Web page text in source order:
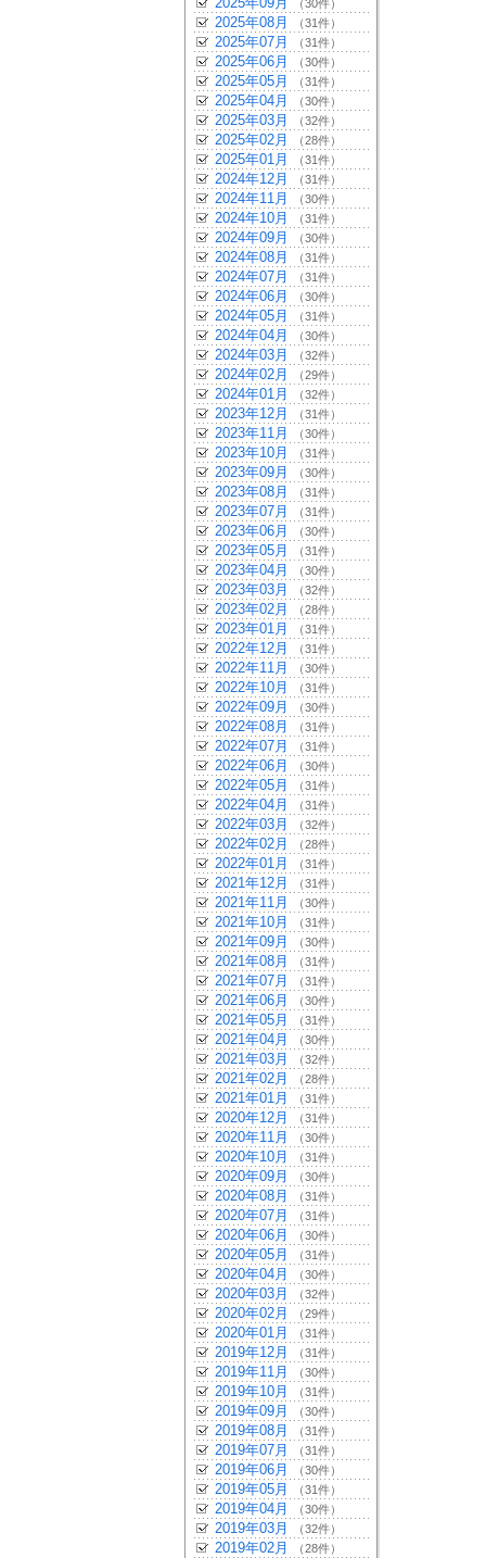
（30件）
2025年08月 （31件）
2025年07月 （31件）
2025年06月 （30件）
2025年05月 （31件）
2025年04月 （30件）
2025年03月 （32件）
2025年02月 （28件）
2025年01月 （31件）
2024年12月 （31件）
2024年11月 （30件）
2024年10月 （31件）
2024年09月 （30件）
2024年08月 （31件）
2024年07月 （31件）
2024年06月 （30件）
2024年05月 （31件）
2024年04月 （30件）
2024年03月 （32件）
2024年02月 （29件）
2024年01月 （32件）
2023年12月 （31件）
2023年11月 （30件）
2023年10月 （31件）
2023年09月 （30件）
2023年08月 （31件）
2023年07月 （31件）
2023年06月 （30件）
2023年05月 （31件）
2023年04月 （30件）
2023年03月 （32件）
2023年02月 （28件）
2023年01月 （31件）
2022年12月 （31件）
2022年11月 （30件）
2022年10月 （31件）
2022年09月 （30件）
2022年08月 （31件）
2022年07月 （31件）
2022年06月 （30件）
2022年05月 （31件）
2022年04月 （31件）
2022年03月 （32件）
2022年02月 （28件）
2022年01月 （31件）
2021年12月 （31件）
2021年11月 （30件）
2021年10月 （31件）
2021年09月 （30件）
2021年08月 （31件）
2021年07月 （31件）
2021年06月 （30件）
2021年05月 （31件）
2021年04月 （30件）
2021年03月 （32件）
2021年02月 （28件）
2021年01月 （31件）
2020年12月 （31件）
2020年11月 （30件）
2020年10月 （31件）
2020年09月 （30件）
2020年08月 （31件）
2020年07月 （31件）
2020年06月 （30件）
2020年05月 （31件）
2020年04月 （30件）
2020年03月 （32件）
2020年02月 （29件）
2020年01月 （31件）
2019年12月 （31件）
2019年11月 （30件）
2019年10月 （31件）
2019年09月 （30件）
2019年08月 （31件）
2019年07月 （31件）
2019年06月 （30件）
2019年05月 （31件）
2019年04月 （30件）
2019年03月 （32件）
2019年02月 （28件）